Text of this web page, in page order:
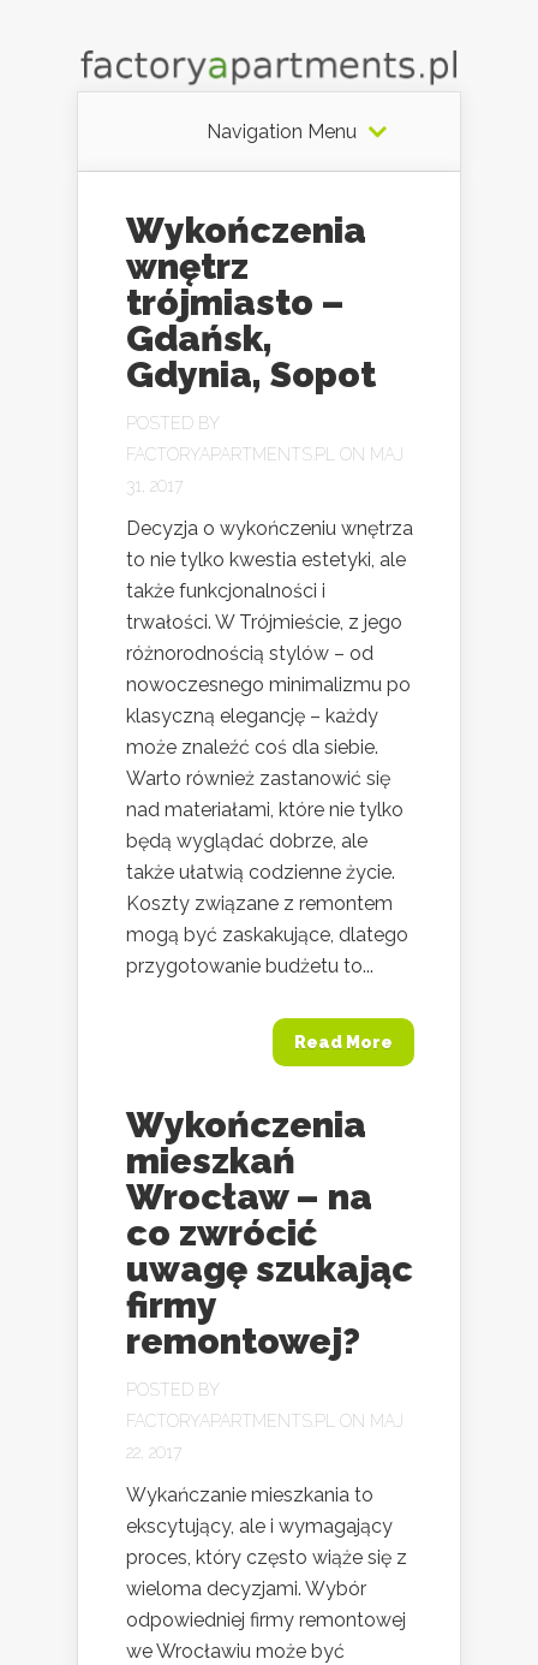
Navigation Menu
Wykończenia
wnętrz
trójmiasto –
Gdańsk,
Gdynia, Sopot
POSTED BY
FACTORYAPARTMENTS.PL ON MAJ
31, 2017
Decyzja o wykończeniu wnętrza
to nie tylko kwestia estetyki, ale
także funkcjonalności i
trwałości. W Trójmieście, z jego
różnorodnością stylów – od
nowoczesnego minimalizmu po
klasyczną elegancję – każdy
może znaleźć coś dla siebie.
Warto również zastanowić się
nad materiałami, które nie tylko
będą wyglądać dobrze, ale
także ułatwią codzienne życie.
Koszty związane z remontem
mogą być zaskakujące, dlatego
przygotowanie budżetu to...
Read More
Wykończenia
mieszkań
Wrocław – na
co zwrócić
uwagę szukając
firmy
remontowej?
POSTED BY
FACTORYAPARTMENTS.PL ON MAJ
22, 2017
Wykańczanie mieszkania to
ekscytujący, ale i wymagający
proces, który często wiąże się z
wieloma decyzjami. Wybór
odpowiedniej firmy remontowej
we Wrocławiu może być